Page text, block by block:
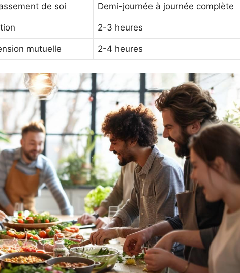
de soi Demi-journée à journée complète
2-3 heures
mutuelle 2-4 heures